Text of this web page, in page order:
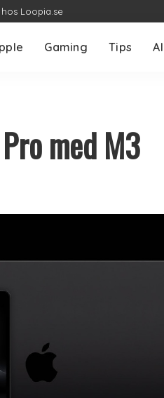
Loopia.se
Gaming Tips AI
med M3